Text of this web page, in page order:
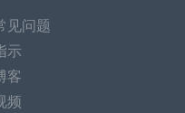
见问题
示
客
频